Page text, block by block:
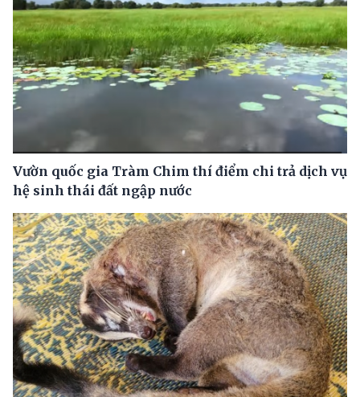
Vườn quốc gia Tràm Chim thí điểm chi trả dịch vụ
hệ sinh thái đất ngập nước